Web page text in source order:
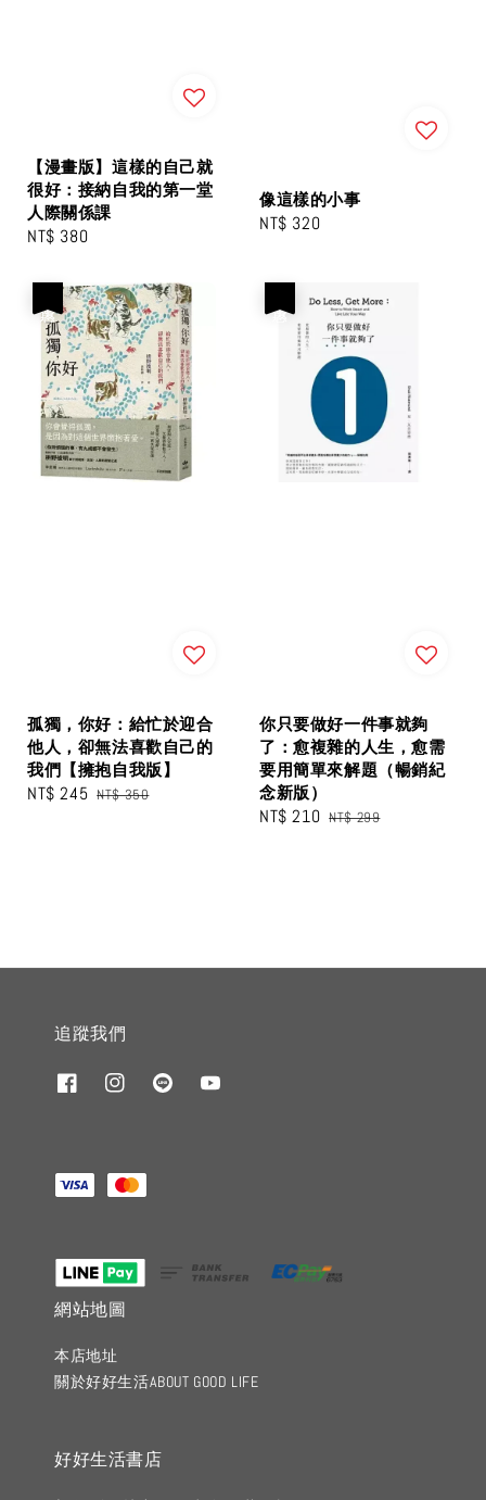
【漫畫版】這樣的自己就
很好：接納自我的第一堂
人際關係課
Regular
NT$ 380
像這樣的小事
Regular
NT$ 320
孤獨，你好：給忙於迎合
他人，卻無法喜歡自己的
我們【擁抱自我版】
Sale
NT$ 245 Regular
NT$ 350
你只要做好一件事就夠
了：愈複雜的人生，愈需
要用簡單來解題（暢銷紀
念新版）
Sale
NT$ 210 Regular
NT$ 299
追蹤我們
網站地圖
本店地址
關於好好生活ABOUT GOOD LIFE
好好生活書店